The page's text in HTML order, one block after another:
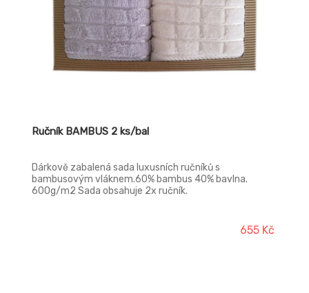
Ručník BAMBUS 2 ks/bal
Dárkově zabalená sada luxusních ručníků s
bambusovým vláknem.60% bambus 40% bavlna.
600g/m2 Sada obsahuje 2x ručník.
655 Kč